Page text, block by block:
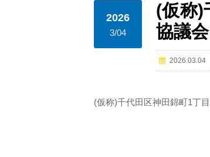
2026
3/04
(仮称)
協議
2026.03.04
(仮称)千代田区神田錦町1丁